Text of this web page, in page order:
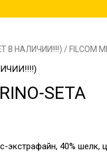
В НАЛИЧИИ!!!!) / FILCOM
SETA
экстрафайн, 40% шелк,